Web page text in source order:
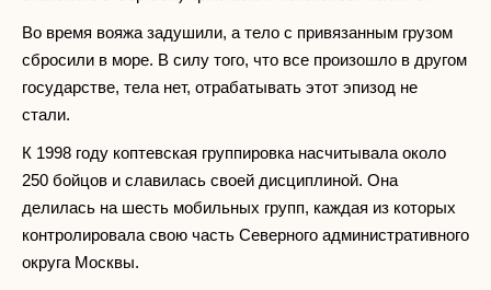
Во время вояжа задушили, а тело с привязанным грузом
сбросили в море. В силу того, что все произошло в другом
государстве, тела нет, отрабатывать этот эпизод не
стали.
К 1998 году коптевская группировка насчитывала около
250 бойцов и славилась своей дисциплиной. Она
делилась на шесть мобильных групп, каждая из которых
контролировала свою часть Северного административного
округа Москвы.